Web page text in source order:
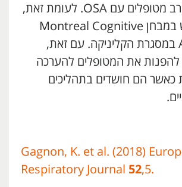
קוגניטיבית בקרב מטופלים עם OSA. לעומת זאת,
ניתן להשתמש במבחן Montreal Cognitive
Assessment במסגרת הקליניקה. עם זאת,
להפנות את המטופלים להערכה
כאשר הם חושדים בתהליכים
Gagnon, K. et al. (2018)
Respiratory Journal 52,5.